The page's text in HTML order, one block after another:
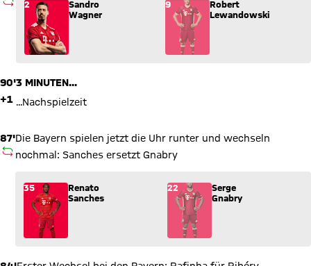
AUSWECHSLUNG
Wechsel: Sandro Wagner (2) kommt für Robert
2
Sandro
Wagner
9
Robert
Lewandowski
90'
+1
3 MINUTEN...
...Nachspielzeit
87'
AUSWECHSLUNG
Die Bayern spielen jetzt die Uhr runter und wechseln
nochmal: Sanches ersetzt Gnabry
Wechsel: Renato Sanches (35) kommt für Serge Gnabry
35
Renato
Sanches
22
Serge
Gnabry